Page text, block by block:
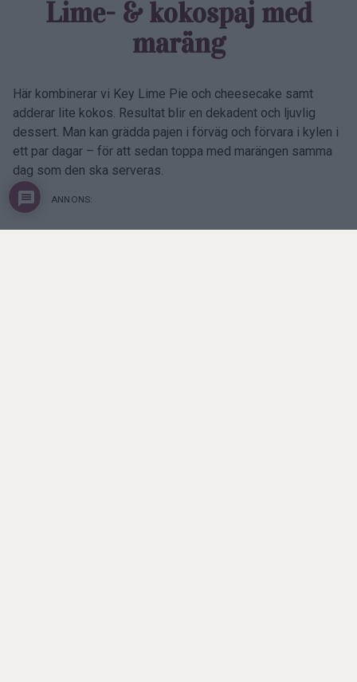
Lime- & kokospaj med
maräng
Här kombinerar vi Key Lime Pie och cheesecake samt
adderar lite kokos. Resultat blir en dekadent och ljuvlig
dessert. Man kan grädda pajen i förväg och förvara i kylen i
ett par dagar – för att sedan toppa med marängen samma
dag som den ska serveras.